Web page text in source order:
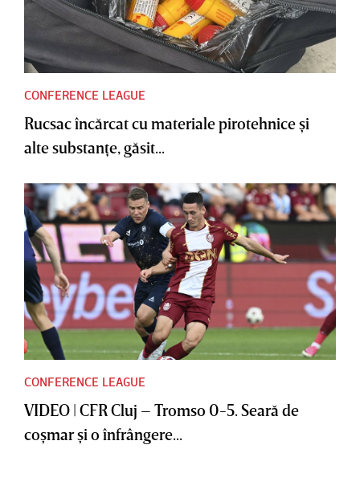
CONFERENCE LEAGUE
Rucsac încărcat cu materiale pirotehnice şi
alte substanţe, găsit...
CONFERENCE LEAGUE
VIDEO | CFR Cluj – Tromso 0-5. Seară de
coşmar şi o înfrângere...